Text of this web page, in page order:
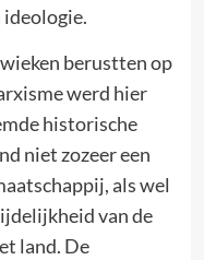
ideologie.
berustten op
werd hier
historische
niet zozeer een
als wel
van de
land. De